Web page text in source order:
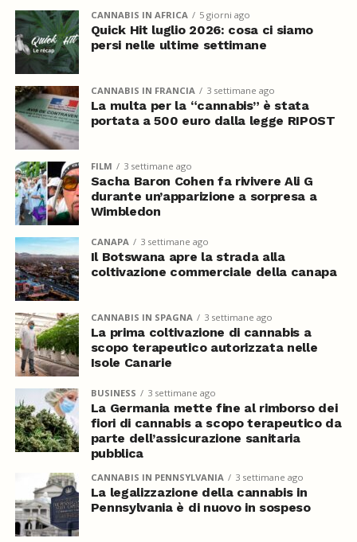
CANNABIS IN AFRICA 5 giorni ago
Quick Hit luglio 2026: cosa ci siamo
persi nelle ultime settimane
CANNABIS IN FRANCIA 3 settimane ago
La multa per la “cannabis” è stata
portata a 500 euro dalla legge RIPOST
FILM 3 settimane ago
Sacha Baron Cohen fa rivivere Ali G
durante un’apparizione a sorpresa a
Wimbledon
CANAPA 3 settimane ago
Il Botswana apre la strada alla
coltivazione commerciale della canapa
CANNABIS IN SPAGNA 3 settimane ago
La prima coltivazione di cannabis a
scopo terapeutico autorizzata nelle
Isole Canarie
BUSINESS 3 settimane ago
La Germania mette fine al rimborso dei
fiori di cannabis a scopo terapeutico da
parte dell’assicurazione sanitaria
pubblica
CANNABIS IN PENNSYLVANIA 3 settimane ago
La legalizzazione della cannabis in
Pennsylvania è di nuovo in sospeso